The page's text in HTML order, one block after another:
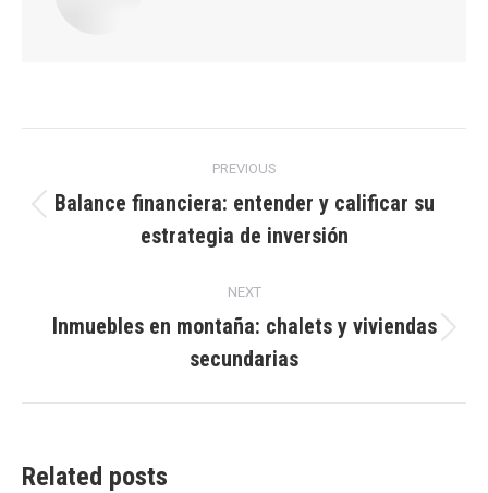
navigation
PREVIOUS
post:
Balance financiera: entender y calificar su
estrategia de inversión
NEXT
post:
Inmuebles en montaña: chalets y viviendas
secundarias
Related posts